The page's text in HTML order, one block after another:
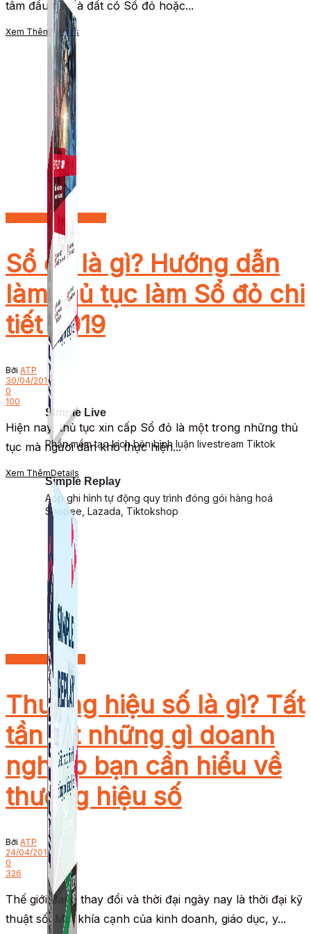
Simple Replay
App ghi hình tự động quy trình đóng gói hàng hoá
Shopee, Lazada, Tiktokshop
Simple Live
Phần mềm tạo kịch bản bình luận livestream Tiktok
tâm đầu tiên là đất có Sổ đỏ hoặc...
Xem ThêmDetails
Kinh doanh - Khởi nghiệp
Sổ đỏ là gì? Hướng dẫn
làm thủ tục làm Sổ đỏ chi
tiết 2019
Bởi ATP
30/04/2019
0
100
Hiện nay, thủ tục xin cấp Sổ đỏ là một trong những thủ
tục mà người dân khó thực hiện...
Xem ThêmDetails
Kiến thức Marketing
Thương hiệu số là gì? Tất
tần tật những gì doanh
nghiệp bạn cần hiểu về
thương hiệu số
Bởi ATP
24/04/2019
0
326
Thế giới đang thay đổi và thời đại ngày nay là thời đại kỹ
thuật số. Mọi khía cạnh của kinh doanh, giáo dục, y...